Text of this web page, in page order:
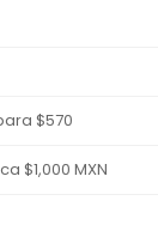
$570
$1,000 MXN